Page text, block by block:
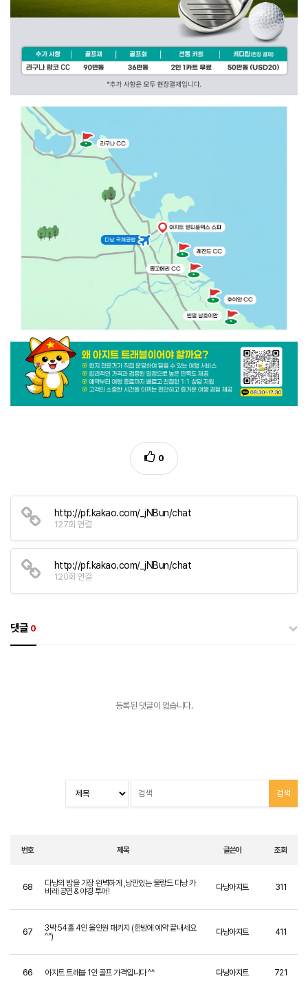
0
http://pf.kakao.com/_jNBun/chat
127회 연결
http://pf.kakao.com/_jNBun/chat
120회 연결
댓글 0
등록된 댓글이 없습니다.
번호 제목 글쓴이 조회
68
다낭의 밤을 가장 완벽하게 ,낭만있는 물랑드 다낭 카
바레 공연 & 야경 투어!
다낭아지트 311
67
3박 54홀 4인 올인원 패키지 (한방에 예약 끝내세요
^^)
다낭아지트 411
66 아지트 트래블 1인 골프 가격입니다 ^^ 다낭아지트 721